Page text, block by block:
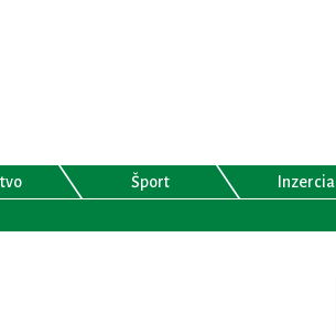
Šport Inzercia